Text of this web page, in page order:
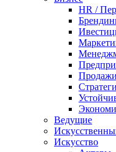
HR /
Продажи
Ведущие
Искусство